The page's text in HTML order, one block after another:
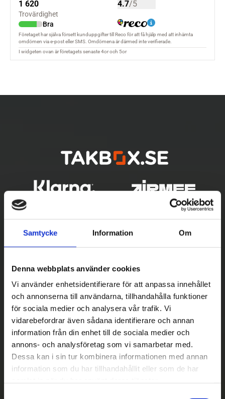
Samtycke Information Om
Denna webbplats använder cookies
Vi använder enhetsidentifierare för att anpassa innehållet
och annonserna till användarna, tillhandahålla funktioner
för sociala medier och analysera vår trafik. Vi
vidarebefordrar även sådana identifierare och annan
information från din enhet till de sociala medier och
annons- och analysföretag som vi samarbetar med.
Dessa kan i sin tur kombinera informationen med annan
information som du har tillhandahållit eller som de har
Betala säkert
|| Välj ||
Snabba leveranser
||
Eller ||
Hämta på lagret med/utan montering